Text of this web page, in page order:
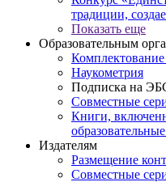
традиции,
Показать еще
Образовательным
Наукометрия
Подписка на
Совместные
Книги,
Издателям
Размещение
Совместные